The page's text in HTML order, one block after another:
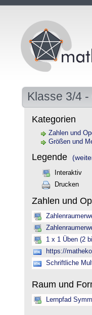
Klasse 3/4
Kategorien
Zahlen und
Größen und
Legende
Interaktiv
Drucken
Zahlen und
1 x 1 Üben (2
https://
Schriftliche
Raum und
Lernpfad